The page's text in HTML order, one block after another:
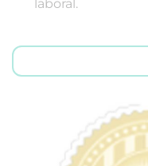
laboral.